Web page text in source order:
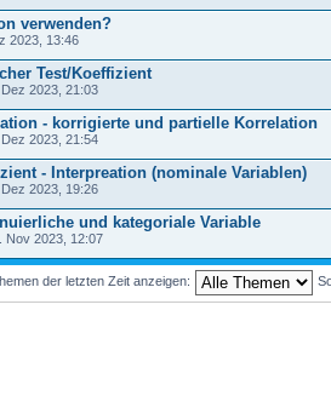
verwenden?
2023, 13:46
Test/Koeffizient
2023, 21:03
- korrigierte und partielle Korrelation
2023, 21:54
- Interpreation (nominale Variablen)
2023, 19:26
und kategoriale Variable
Nov 2023, 12:07
der letzten Zeit anzeigen: